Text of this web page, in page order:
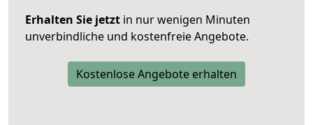
Erhalten Sie jetzt in nur wenigen Minuten
unverbindliche und kostenfreie Angebote.
Kostenlose Angebote erhalten